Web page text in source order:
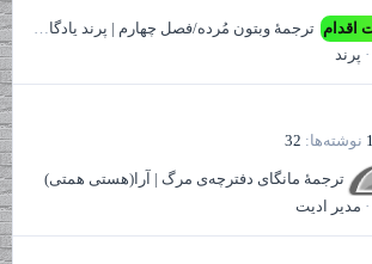
اقدام ترجمهٔ وبتون مُرده/فصل چهارم | پرند یادگاریان
پرند
1 نوشته‌ها 32
ترجمهٔ مانگای دفترچه‌ی مرگ | آرا(هستی همتی)
مدیر ادیت